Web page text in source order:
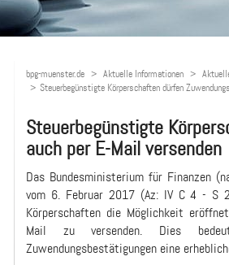
bpg-muenster.de Aktuelle Informationen
Steuerbegünstigte Körperschaften dürfen
Steuerbegünstigte
auch per E-Mail versenden
Das Bundesministerium für Finanzen
vom 6. Februar 2017 (Az: IV C 4 - S
Körperschaften die Möglichkeit
Mail zu versenden. Dies
Zuwendungsbestätigungen eine